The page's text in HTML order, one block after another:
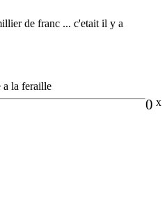
de franc ... c'etait il y a
a la feraille
0 x